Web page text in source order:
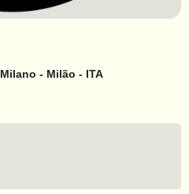
- Milão - ITA